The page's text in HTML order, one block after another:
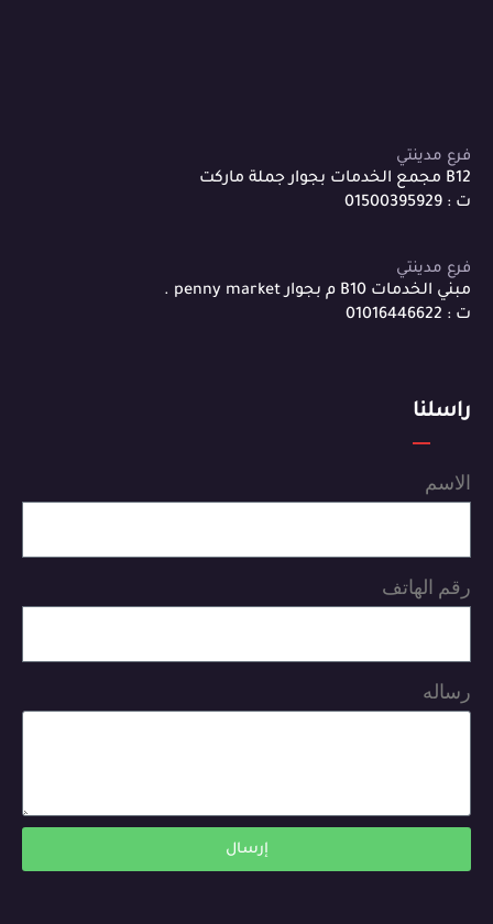
فرع مدينتي
B12 مجمع الخدمات بجوار جملة ماركت
ت : 01500395929
فرع مدينتي
مبني الخدمات B10 م بجوار penny market .
ت : 01016446622
راسلنا
الاسم
رقم الهاتف
رساله
إرسال